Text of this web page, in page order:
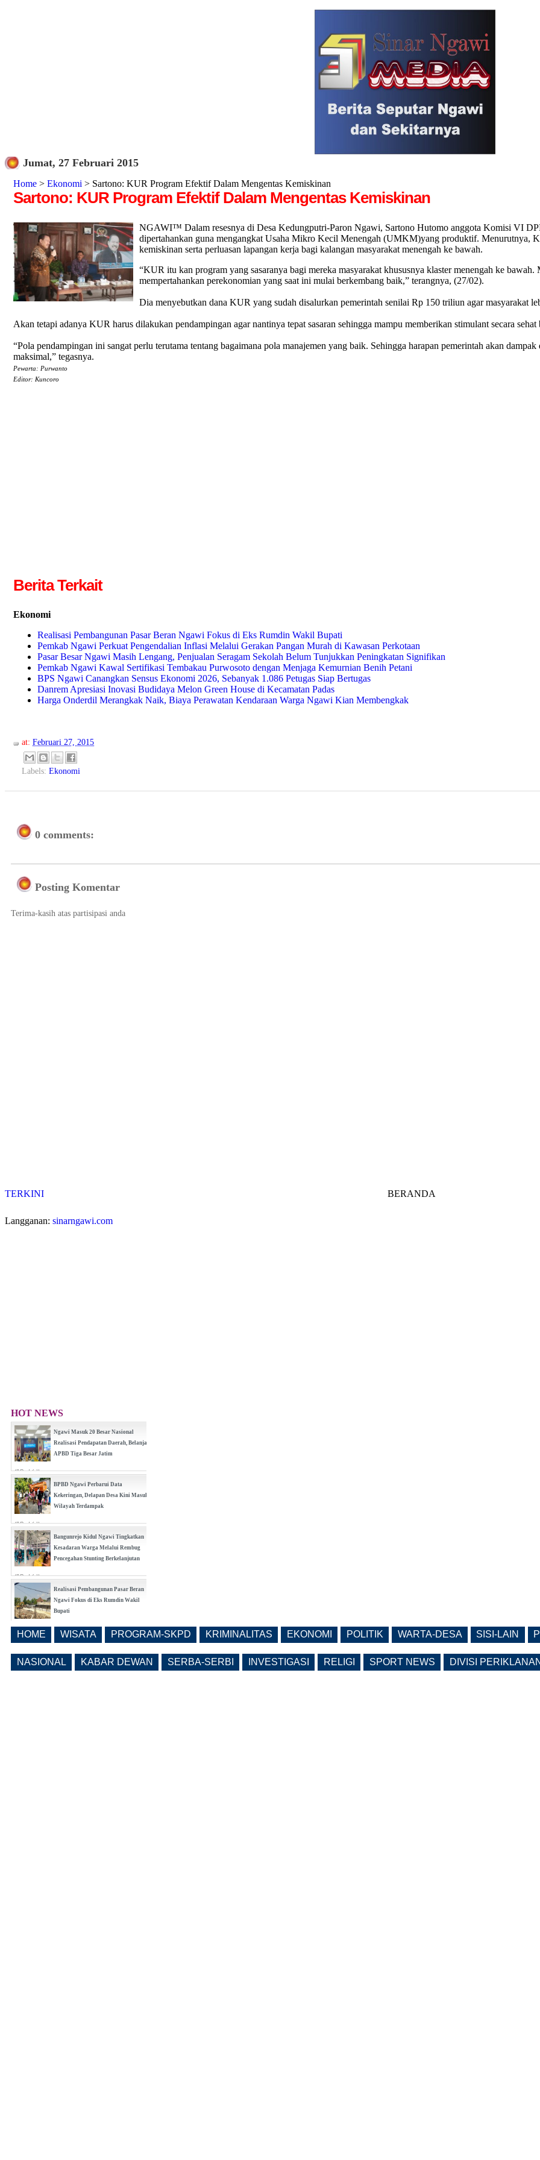
Jumat, 27 Februari 2015
Home > Ekonomi > Sartono: KUR Program Efektif Dalam Mengentas Kemiskinan
Sartono: KUR Program Efektif Dalam Mengentas Kemiskinan
NGAWI™ Dalam resesnya di Desa Kedungputri-Paron Ngawi, Sartono Hutomo anggota Komisi VI
dipertahankan guna mengangkat Usaha Mikro Kecil Menengah (UMKM)yang produktif. Menurutnya,
kemiskinan serta perluasan lapangan kerja bagi kalangan masyarakat menengah ke bawah.
“KUR itu kan program yang sasaranya bagi mereka masyarakat khususnya klaster menengah ke
mempertahankan perekonomian yang saat ini mulai berkembang baik,” terangnya, (27/02).
Dia menyebutkan dana KUR yang sudah disalurkan pemerintah senilai Rp 150 triliun agar masyarakat
Akan tetapi adanya KUR harus dilakukan pendampingan agar nantinya tepat sasaran sehingga mampu memberikan stimulant secara
“Pola pendampingan ini sangat perlu terutama tentang bagaimana pola manajemen yang baik. Sehingga harapan pemerintah akan
maksimal,” tegasnya.
Pewarta: Purwanto
Editor: Kuncoro
Berita Terkait
Ekonomi
Realisasi Pembangunan Pasar Beran Ngawi Fokus di Eks Rumdin Wakil Bupati
Pemkab Ngawi Perkuat Pengendalian Inflasi Melalui Gerakan Pangan Murah di Kawasan Perkotaan
Pasar Besar Ngawi Masih Lengang, Penjualan Seragam Sekolah Belum Tunjukkan Peningkatan Signifikan
Pemkab Ngawi Kawal Sertifikasi Tembakau Purwosoto dengan Menjaga Kemurnian Benih Petani
BPS Ngawi Canangkan Sensus Ekonomi 2026, Sebanyak 1.086 Petugas Siap Bertugas
Danrem Apresiasi Inovasi Budidaya Melon Green House di Kecamatan Padas
Harga Onderdil Merangkak Naik, Biaya Perawatan Kendaraan Warga Ngawi Kian Membengkak
at: Februari 27, 2015
Labels: Ekonomi
0 comments:
Posting Komentar
Terima-kasih atas partisipasi anda
TERKINI BERANDA
Langganan: sinarngawi.com
HOT NEWS
Ngawi Masuk 20 Besar Nasional
Realisasi Pendapatan Daerah, Belanja
APBD Tiga Besar Jatim
(0 Reply(s))
BPBD Ngawi Perbarui Data
Kekeringan, Delapan Desa Kini Masuk
Wilayah Terdampak
(0 Reply(s))
Bangunrejo Kidul Ngawi Tingkatkan
Kesadaran Warga Melalui Rembug
Pencegahan Stunting Berkelanjutan
(0 Reply(s))
Realisasi Pembangunan Pasar Beran
Ngawi Fokus di Eks Rumdin Wakil
Bupati
(0 Reply(s))
HOME WISATA PROGRAM-SKPD KRIMINALITAS EKONOMI POLITIK WARTA-DESA SISI-LAIN
NASIONAL KABAR DEWAN SERBA-SERBI INVESTIGASI RELIGI SPORT NEWS DIVISI